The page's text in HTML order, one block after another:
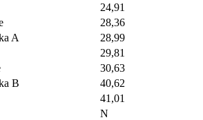
24,91
28,36
A
28,99
29,81
30,63
B
40,62
41,01
N